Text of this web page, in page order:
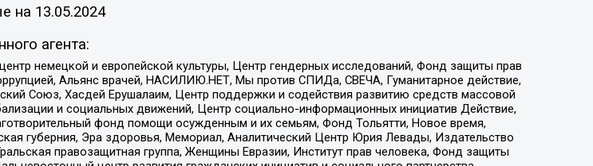
на 13.05.2024
агента:
немецкой и европейской культуры, Центр гендерных исследований, Фонд защиты прав
Альянс врачей, НАСИЛИЮ.НЕТ, Мы против СПИДа, СВЕЧА, Гуманитарное действие,
Союз, Хасдей Ерушалаим, Центр поддержки и содействия развитию средств массовой
и социальных движений, Центр социально-информационных инициатив Действие,
фонд помощи осужденным и их семьям, Фонд Тольятти, Новое время,
губерния, Эра здоровья, Мемориал, Аналитический Центр Юрия Левады, Издательство
правозащитная группа, Женщины Евразии, Институт прав человека, Фонд защиты